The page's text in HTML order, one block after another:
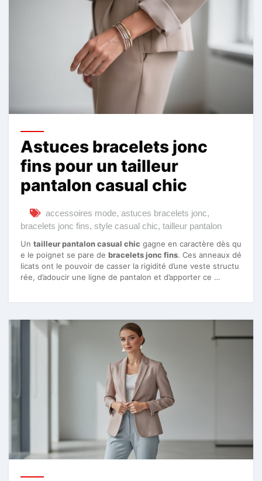
Astuces bracelets jonc
fins pour un tailleur
pantalon casual chic
accessoires mode, astuces bracelets jonc,
bracelets jonc fins, style casual chic, tailleur pantalon
Un tailleur pantalon casual chic gagne en caractère dès qu
e le poignet se pare de bracelets jonc fins. Ces anneaux dé
licats ont le pouvoir de casser la rigidité d’une veste structu
rée, d’adoucir une ligne de pantalon et d’apporter ce …